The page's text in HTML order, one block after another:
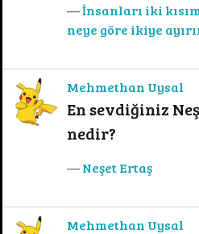
İnsanları iki
neye göre ikiye
Mehmethan Uysal
En sevdiğiniz
nedir?
Neşet Ertaş
Mehmethan Uysal